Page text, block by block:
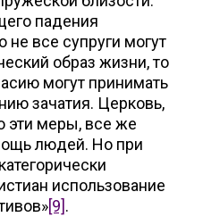
падения
не все супруги могут
образ жизни, то
могут принимать
зачатия. Церковь,
эти меры, все же
людей. Но при
использование
[9].